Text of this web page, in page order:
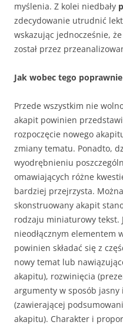
myślenia. Z kolei niedbały
zdecydowanie utrudnić
wskazując jednocześnie,
został przez
Jak wobec tego
Przede wszystkim nie
akapit powinien
rozpoczęcie nowego
zmiany tematu. Ponadto,
wyodrębnieniu
omawiających różne
bardziej przejrzysta.
skonstruowany akapit
rodzaju miniaturowy tekst.
nieodłącznym elementem
powinien składać się z
nowy temat lub
akapitu), rozwinięcia
argumenty w sposób jasny
(zawierającej
akapitu). Charakter i